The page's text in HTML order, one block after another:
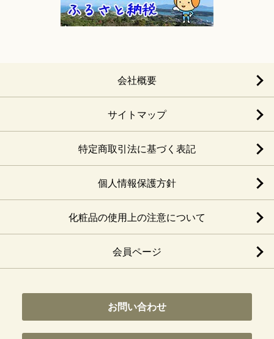
会社概要
サイトマップ
特定商取引法に基づく表記
個人情報保護方針
化粧品の使用上の注意について
会員ページ
お問い合わせ